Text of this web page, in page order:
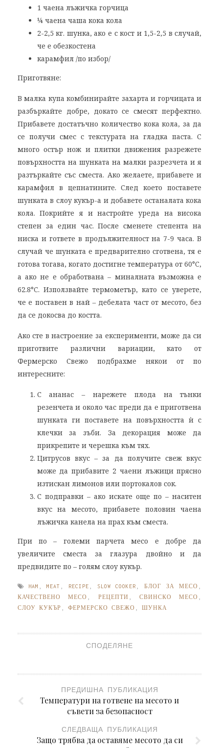
1 чаена лъжичка горчица
¼ чаена чаша кока кола
2-2,5 кг. шунка, ако е с кост и 1,5-2,5 в случай,
че е обезкостена
карамфил /по избор/
Приготвяне:
В малка купа комбинирайте захарта и горчицата и
разбъркайте добре, докато се смесят перфектно.
Прибавете достатъчно количество кока кола, за да
се получи смес с текстурата на гладка паста. С
много остър нож и плитки движения разрежете
повърхността на шунката на малки разрезчета и я
разтъркайте със сместа. Ако желаете, прибавете и
карамфил в цепнатините. След което поставете
шунката в слоу кукър-а и добавете останалата кока
кола. Покрийте я и настройте уреда на висока
степен за един час. После сменете степента на
ниска и гответе в продължителност на 7-9 часа. В
случай че шунката е предварително сготвена, тя е
готова тогава, когато достигне температура от 60°C,
а ако не е обработвана – миналната възможна е
62.8°C. Използвайте термометър, като се уверете,
че е поставен в най – дебелата част от месото, без
да се докосва до костта.
Ако сте в настроение за експерименти, може да си
приготвите различни вариации, като от
Фермерско Свежо подбрахме някои от по
интересните:
С ананас – нарежете плода на тънки
резенчета и около час преди да е приготвена
шунката ги поставете на повърхността ѝ с
клечки за зъби. За декорация може да
прикрепите и черешка към тях.
Цитрусов вкус – за да получите свеж вкус
може да прибавите 2 чаени лъжици прясно
изтискан лимонов или портокалов сок.
С подправки – ако искате още по – наситен
вкус на месото, прибавете половин чаена
лъжичка канела на прах към сместа.
При по – големи парчета месо е добре да
увеличите сместа за глазура двойно и да
предвидите по – голям слоу кукър.
HAM ,MEAT RECIPE SLOW COOKER ,БЛОГ ЗА МЕСО
КАЧЕСТВЕНО МЕСО
РЕЦЕПТИ СВИНСКО МЕСО
СЛОУ КУКЪР
ФЕРМЕРСКО СВЕЖО ШУНКА
СПОДЕЛЯНЕ
ПРЕДИШНА ПУБЛИКАЦИЯ
Температури на готвене на месото и
съвети за безопасност
СЛЕДВАЩА ПУБЛИКАЦИЯ
Защо трябва да оставяме месото да си